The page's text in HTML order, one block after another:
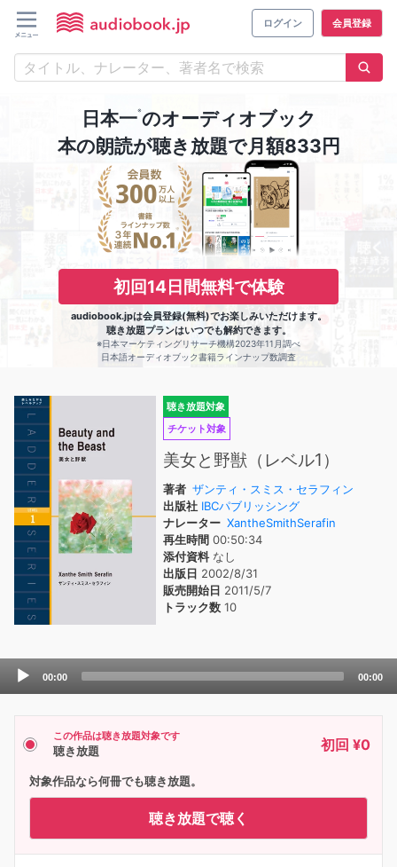
ログイン 会員登録
日本一※のオーディオブック
本の朗読が聴き放題で月額833円
初回14日間無料で体験
audiobook.jpは会員登録(無料)でお楽しみいただけます。
聴き放題プランはいつでも解約できます。
※日本マーケティングリサーチ機構2023年11月調べ
日本語オーディオブック書籍ラインナップ数調査
聴き放題対象
チケット対象
美女と野獣（レベル1）
著者 ザンティ・スミス・セラフィン
出版社 IBCパブリッシング
ナレーター XantheSmithSerafin
再生時間 00:50:34
添付資料なし
出版日 2002/8/31
販売開始日 2011/5/7
トラック数 10
Audio
00:00 00:00
この作品は聴き放題対象です
聴き放題 初回 ¥0
対象作品なら何冊でも聴き放題。
聴き放題で聴く